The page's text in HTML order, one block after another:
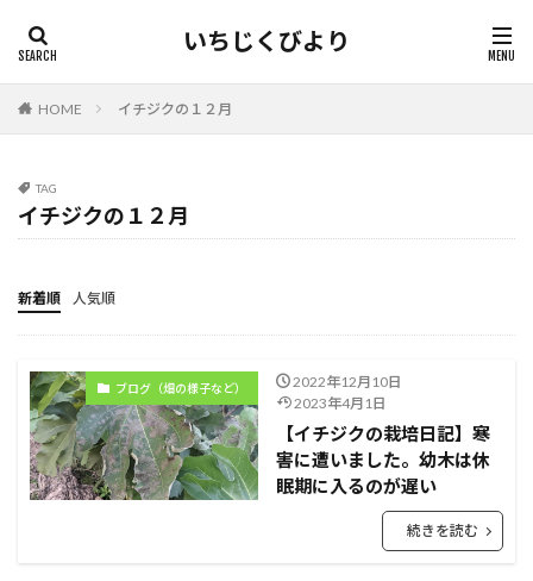
いちじくびより
HOME イチジクの１２月
TAG
イチジクの１２月
新着順 人気順
ブログ（畑の様子など）
2022年12月10日
2023年4月1日
【イチジクの栽培日記】寒
害に遭いました。幼木は休
眠期に入るのが遅い
続きを読む